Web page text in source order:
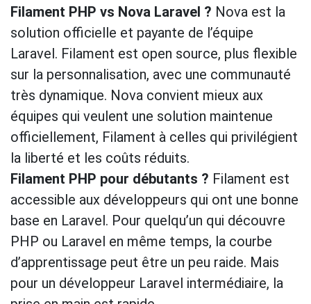
Filament PHP vs Nova Laravel ? Nova est la
solution officielle et payante de l’équipe
Laravel. Filament est open source, plus flexible
sur la personnalisation, avec une communauté
très dynamique. Nova convient mieux aux
équipes qui veulent une solution maintenue
officiellement, Filament à celles qui privilégient
la liberté et les coûts réduits.
Filament PHP pour débutants ? Filament est
accessible aux développeurs qui ont une bonne
base en Laravel. Pour quelqu’un qui découvre
PHP ou Laravel en même temps, la courbe
d’apprentissage peut être un peu raide. Mais
pour un développeur Laravel intermédiaire, la